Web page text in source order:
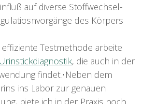
auf diverse Stoffwechsel-
des Körpers
Testmethode arbeite
Urinstickdiagnostik, die auch in der
findet.•Neben dem
ins Labor zur genauen
biete ich in der Praxis noch